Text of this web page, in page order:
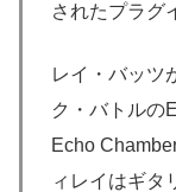
されたプラグ
レイ・バッツ
ク・バトルの
Echo
ィレイはギタ